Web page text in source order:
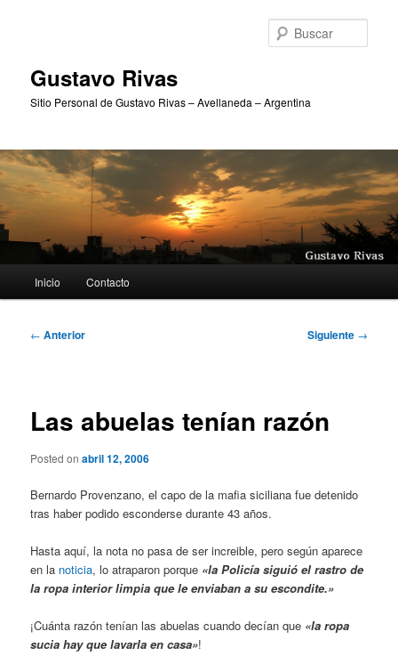
Gustavo Rivas
Sitio Personal de Gustavo Rivas – Avellaneda – Argentina
principal
Inicio Contacto
Navegación
← Anterior Siguiente →
Las abuelas tenían razón
Posted onabril 12, 2006
Bernardo Provenzano, el capo de la mafia siciliana fue detenido
tras haber podido esconderse durante 43 años.
Hasta aquí, la nota no pasa de ser increible, pero según aparece
en la noticia, lo atraparon porque «la Policía siguió el rastro de
la ropa interior limpia que le enviaban a su escondite.»
¡Cuánta razón tenían las abuelas cuando decían que «la ropa
sucia hay que lavarla en casa»!